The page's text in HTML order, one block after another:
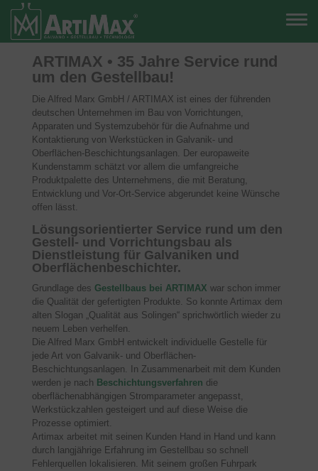
ARTIMAX • 35 Jahre Service rund
um den Gestellbau!
Die Alfred Marx GmbH / ARTIMAX ist eines der führenden
deutschen Unternehmen im Bau von Vorrichtungen,
Apparaten und Systemzubehör für die Aufnahme und
Kontaktierung von Werkstücken in Galvanik- und
Oberflächen-Beschichtungsanlagen. Der europaweite
Kundenstamm schätzt vor allem die umfangreiche
Produktpalette des Unternehmens, die mit Beratung,
Entwicklung und Vor-Ort-Service abgerundet keine Wünsche
offen lässt.
Lösungsorientierter Service rund um den
Gestell- und Vorrichtungsbau als
Dienstleistung für Galvaniken und
Oberflächenbeschichter.
Grundlage des Gestellbaus bei ARTIMAX war schon immer
die Qualität der gefertigten Produkte. So konnte Artimax dem
alten Slogan „Qualität aus Solingen“ sprichwörtlich wieder zu
neuem Leben verhelfen.
Die Alfred Marx GmbH entwickelt individuelle Gestelle für
jede Art von Galvanik- und Oberflächen-
Beschichtungsanlagen. In Zusammenarbeit mit dem Kunden
werden je nach Beschichtungsverfahren die
oberflächenabhängigen Stromparameter angepasst,
Werkstückzahlen gesteigert und auf diese Weise die
Prozesse optimiert.
Artimax arbeitet mit seinen Kunden Hand in Hand und kann
durch langjährige Erfahrung im Gestellbau so schnell
Fehlerquellen lokalisieren. Mit seinem großen Fuhrpark